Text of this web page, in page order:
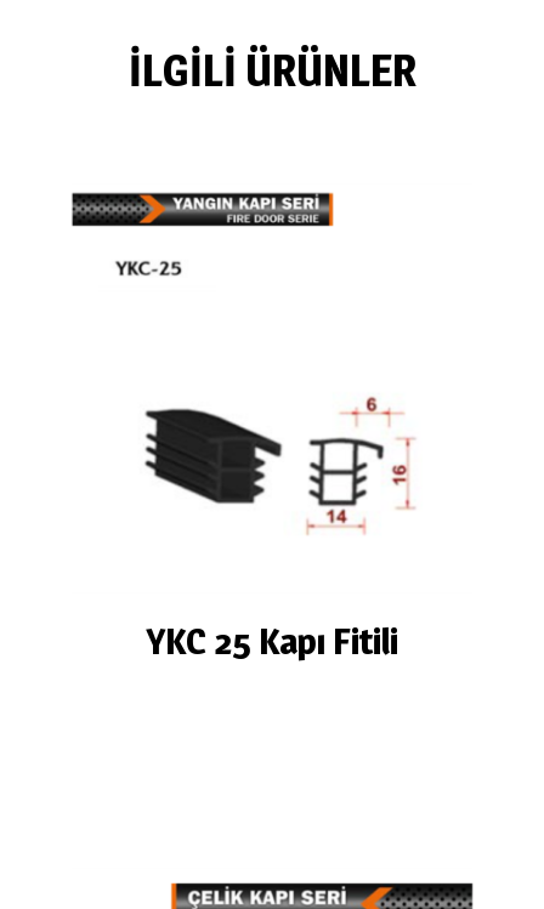
İLGILI ÜRÜNLER
YKC 25 Kapı Fitili